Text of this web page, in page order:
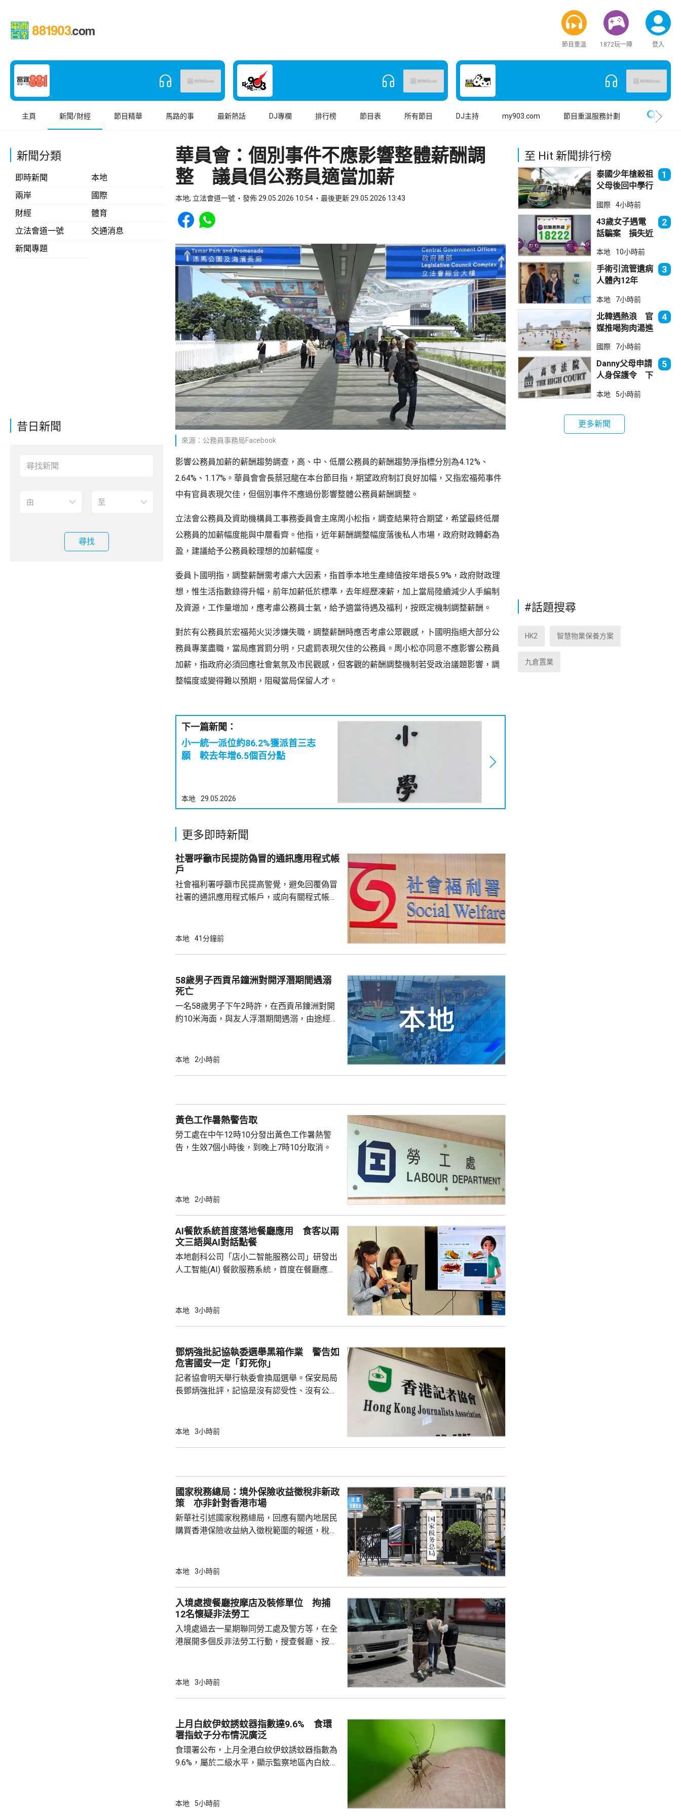
節目重溫 1872玩一陣 登入
主頁 新聞/財經 節目精華 馬路的事 最新熱話 DJ專欄 排行榜 節目表 所有節目 DJ主持 my903.com 節目重溫服務計劃
新聞分類
即時新聞
本地
兩岸
國際
財經
體育
立法會道一號
交通消息
新聞專題
昔日新聞
尋找
華員會：個別事件不應影響整體薪酬調
整 議員倡公務員適當加薪
本地, 立法會道一號 發佈 29.05.2026 10:54 最後更新 29.05.2026 13:43
Share to Facebook
Share to WhatsApp
來源：公務員事務局Facebook
影響公務員加薪的薪酬趨勢調查，高、中、低層公務員的薪酬趨勢淨指標分別為4.12%、
2.64%、1.17%。華員會會長蔡冠龍在本台節目指，期望政府制訂良好加幅，又指宏福苑事件
中有官員表現欠佳，但個別事件不應過份影響整體公務員薪酬調整。
立法會公務員及資助機構員工事務委員會主席周小松指，調查結果符合期望，希望最終低層
公務員的加薪幅度能與中層看齊。他指，近年薪酬調整幅度落後私人市場，政府財政轉虧為
盈，建議給予公務員較理想的加薪幅度。
委員卜國明指，調整薪酬需考慮六大因素，指首季本地生產總值按年增長5.9%，政府財政理
想，惟生活指數錄得升幅，前年加薪低於標準，去年經歷凍薪，加上當局陸續減少人手編制
及資源，工作量增加，應考慮公務員士氣，給予適當待遇及福利，按既定機制調整薪酬。
對於有公務員於宏福苑火災涉嫌失職，調整薪酬時應否考慮公眾觀感，卜國明指絕大部分公
務員專業盡職，當局應賞罰分明，只處罰表現欠佳的公務員。周小松亦同意不應影響公務員
加薪，指政府必須回應社會氣氛及市民觀感，但客觀的薪酬調整機制若受政治議題影響，調
整幅度或變得難以預期，阻礙當局保留人才。
下一篇新聞：
小一統一派位約86.2%獲派首三志
願 較去年增6.5個百分點
本地 29.05.2026
更多即時新聞
社署呼籲市民提防偽冒的通訊應用程式帳
戶
社會福利署呼籲市民提高警覺，避免回覆偽冒
社署的通訊應用程式帳戶，或向有關程式帳戶
內的不明連結，以盗取市民的個人資料。社署
本地 41分鐘前
58歲男子西貢吊鐘洲對開浮潛期間遇溺
死亡
一名58歲男子下午2時許，在西貢吊鐘洲對開
約10米海面，與友人浮潛期間遇溺，由途經船
確定。
本地 2小時前
黃色工作暑熱警告取
勞工處在中午12時10分發出黃色工作暑熱警
告，生效7個小時後，到晚上7時10分取消。
本地 2小時前
AI餐飲系統首度落地餐廳應用 食客以兩
文三語與AI對話點餐
本地創科公司「店小二智能服務公司」研發出
人工智能(AI) 餐飲服務系統，首度在餐廳應
話或英文對話，食客根據AI指示點餐，亦可讓
地旅客體驗後表示，以往點餐前會在網上搜尋
招牌菜式，較為耗時，而AI能因應需求快速推
薦適合的菜式；又指自己不...
本地 3小時前
鄧炳強批記協執委選舉黑箱作業 警告如
危害國安一定「釘死你」
記者協會明天舉行執委會換屆選舉。保安局局
長鄧炳強批評，記協是沒有認受性、沒有公信
有，難以稱得上做香港記者協會；又指記協沒
為捍衛新聞自由而身陷囹圄。他又批評有團體
濫用職工會名義，從事與職工會無關的行...
本地 3小時前
國家稅務總局：境外保險收益徵稅非新政
策 亦非針對香港市場
新華社引述國家稅務總局，回應有關內地居民
購買香港保險收益納入徵稅範圍的報道，稅務
行納稅義務，境外保險收益也屬於應納稅所得
從境外取得，包括保險收益在內，應依法繳納
個人所得稅，是國際通行做法，亦是中國個人
所得稅法實施以來，一直堅持的基本原則...
本地 3小時前
入境處搜餐廳按摩店及裝修單位 拘捕
12名懷疑非法勞工
入境處過去一星期聯同勞工處及警方等，在全
港展開多個反非法勞工行動，搜查餐廳、按摩
紙」。至於涉嫌聘用相關非法勞工的僱主，入
本地 3小時前
上月白紋伊蚊誘蚊器指數達9.6% 食環
署指蚊子分布情況廣泛
食環署公布，上月全港白紋伊蚊誘蚊器指數為
9.6%，屬於二級水平，顯示監察地區內白紋伊
德、長沙灣及馬鞍山，大多位於區內的私人住
本地 5小時前
至 Hit 新聞排行榜
泰國少年槍殺祖
父母後回中學行
死23傷
1
國際 4小時前
43歲女子遇電
話騙案 損失近
2
本地 10小時前
手術引流管遺病
人體內12年
業失當除牌1個
月
3
本地 7小時前
北韓遇熱浪 官
媒推喝狗肉湯進
4
國際 7小時前
Danny父母申請
人身保護令 下
5
本地 5小時前
更多新聞
#話題搜尋
HK2 智慧物業保養方案
九倉置業